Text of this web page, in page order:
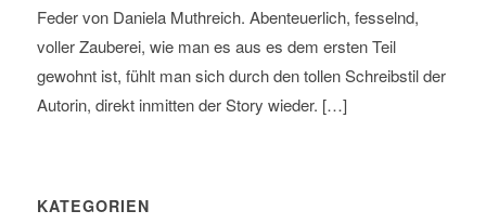
Feder von Daniela Muthreich. Abenteuerlich, fesselnd,
voller Zauberei, wie man es aus es dem ersten Teil
gewohnt ist, fühlt man sich durch den tollen Schreibstil der
Autorin, direkt inmitten der Story wieder. […]
KATEGORIEN